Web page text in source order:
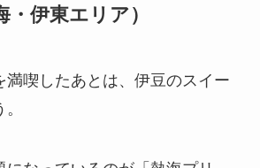
伊東エリア）
満喫したあとは、伊豆のスイー